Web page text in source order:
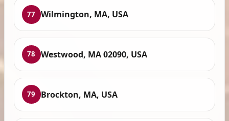
77 Wilmington, MA, USA
78 Westwood, MA 02090, USA
79 Brockton, MA, USA